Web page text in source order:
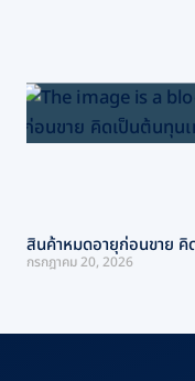
สินค้าหมดอายุก่อนขาย คิ
กรกฎาคม 20, 2026